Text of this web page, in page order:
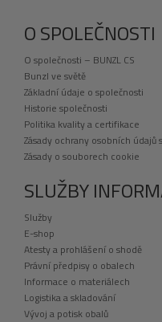
O SPOLEČNOSTI
O společnosti – BUNZL CS
Bunzl ve světě
Základní údaje o společnosti
Historie společnosti
Politika kvality a certifikace
Zásady ochrany osobních údajů
Zásady o souborech cookie
SLUŽBY
Služby
E-shop
Atesty a prohlášení o shodě
Právní předpisy o obalech
Informace o materiálech
Logistika a skladování
Vývoj a potisk obalů